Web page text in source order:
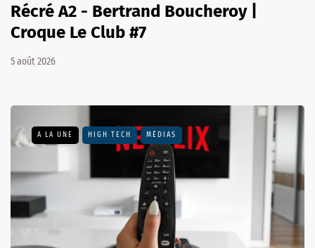
Récré A2 - Bertrand Boucheroy |
Croque Le Club #7
5 août 2026
A LA UNE HIGH TECH MÉDIAS